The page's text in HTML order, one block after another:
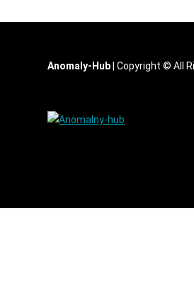
Anomaly-Hub |Copyright © All